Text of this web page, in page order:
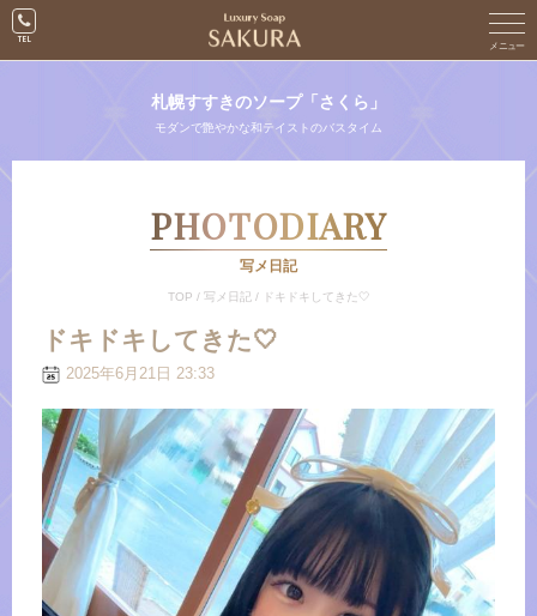
札幌すすきのソープ「さくら」
モダンで艶やかな和テイストのバスタイム
PHOTODIARY
写メ日記
TOP / 写メ日記 / ドキドキしてきた🤍
ドキドキしてきた🤍
2025年6月21日 23:33